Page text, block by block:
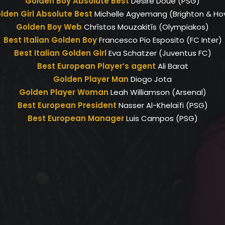
Girl Absolute Best Michelle Agyemang (Brighton &
Golden Boy Web Chrīstos Mouzakitīs (Olympiakos)
Best Italian Golden BoyFrancesco Pio Esposito (FC Inter)
Best Italian Golden GirlEva Schatzer (Juventus FC)
Best European Player’s agent Ali Barat
Golden Player Man Diogo Jota
Golden Player Woman Leah Williamson (Arsenal)
Best European President Nasser Al-Khelaïfi (PSG)
Best European ManagerLuis Campos (PSG)